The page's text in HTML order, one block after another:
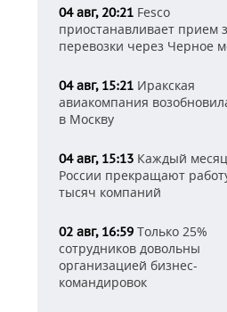
04 авг, 20:21 Fesco
приостанавливает прием
перевозки через Черное
04 авг, 15:21 Иракская
авиакомпания
в Москву
04 авг, 15:13 Каждый
России прекращают
тысяч компаний
02 авг, 16:59 Только 25%
сотрудников довольны
организацией бизнес-
командировок